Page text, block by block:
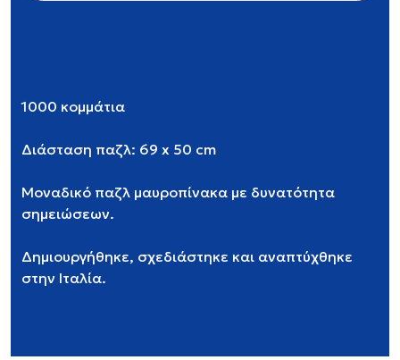
1000 κομμάτια
Διάσταση παζλ: 69 x 50 cm
Μοναδικό παζλ μαυροπίνακα με δυνατότητα
σημειώσεων.
Δημιουργήθηκε, σχεδιάστηκε και αναπτύχθηκε
στην Ιταλία.